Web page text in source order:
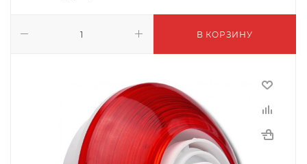
В КОРЗИНУ